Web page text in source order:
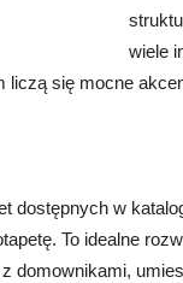
wiele
liczą się mocne
dostępnych w
To idealne
domownikami,